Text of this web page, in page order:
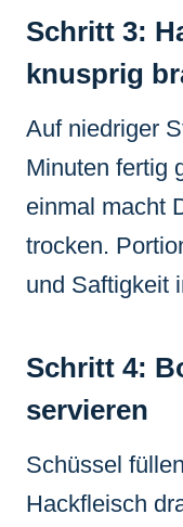
Schritt 3:
knusprig
Auf niedriger
Minuten fertig
einmal macht
trocken.
und Saftigkeit
Schritt 4:
servieren
Schüssel
Hackfleisch